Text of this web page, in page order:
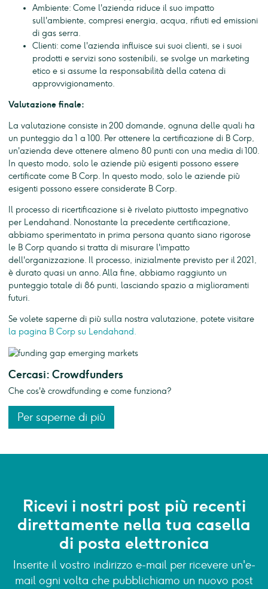
Ambiente: Come l'azienda riduce il suo impatto
sull'ambiente, compresi energia, acqua, rifiuti ed emissioni
di gas serra.
Clienti: come l'azienda influisce sui suoi clienti, se i suoi
prodotti e servizi sono sostenibili, se svolge un marketing
etico e si assume la responsabilità della catena di
approvvigionamento.
Valutazione finale:
La valutazione consiste in 200 domande, ognuna delle quali ha
un punteggio da 1 a 100. Per ottenere la certificazione di B Corp,
un'azienda deve ottenere almeno 80 punti con una media di 100.
In questo modo, solo le aziende più esigenti possono essere
certificate come B Corp. In questo modo, solo le aziende più
esigenti possono essere considerate B Corp.
Il processo di ricertificazione si è rivelato piuttosto impegnativo
per Lendahand. Nonostante la precedente certificazione,
abbiamo sperimentato in prima persona quanto siano rigorose
le B Corp quando si tratta di misurare l'impatto
dell'organizzazione. Il processo, inizialmente previsto per il 2021,
è durato quasi un anno. Alla fine, abbiamo raggiunto un
punteggio totale di 86 punti, lasciando spazio a miglioramenti
futuri.
Se volete saperne di più sulla nostra valutazione, potete visitare
la pagina B Corp su Lendahand.
Cercasi: Crowdfunders
Che cos'è crowdfunding e come funziona?
Per saperne di più
Ricevi i nostri post più recenti
direttamente nella tua casella
di posta elettronica
Inserite il vostro indirizzo e-mail per ricevere un'e-
mail ogni volta che pubblichiamo un nuovo post